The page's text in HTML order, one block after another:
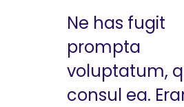
Ne has fugit
prompta
voluptatum,
consul ea.